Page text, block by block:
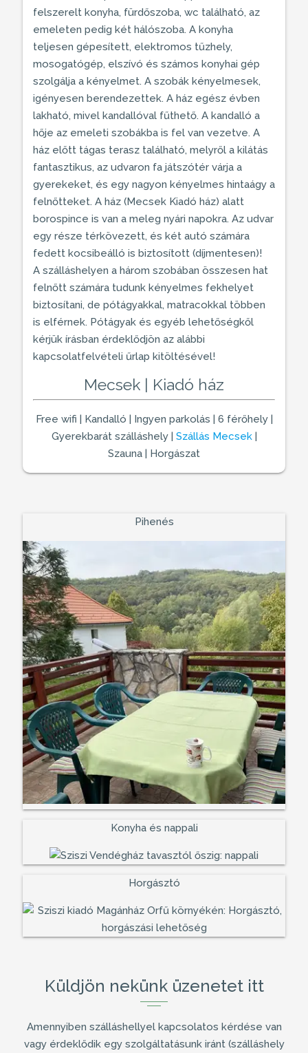
felszerelt konyha, fürdőszoba, wc található, az
emeleten pedig két hálószoba. A konyha
teljesen gépesített, elektromos tűzhely,
mosogatógép, elszívó és számos konyhai gép
szolgálja a kényelmet. A szobák kényelmesek,
igényesen berendezettek. A ház egész évben
lakható, mivel kandallóvalfűthető. A kandalló a
hője az emeleti szobákba is fel van vezetve. A
ház előtt tágas terasztalálható, melyről a kilátás
fantasztikus, az udvaron fa játszótér várja a
gyerekeket, és egy nagyon kényelmes hintaágy a
felnőtteket. A ház (Mecsek Kiadó ház) alatt
borospince is van a meleg nyári napokra. Az udvar
egy része térkövezett, és két autó számára
fedett kocsibeálló is biztosított (díjmentesen)!
A szálláshelyen a három szobában összesen hat
felnőtt számára tudunk kényelmes fekhelyet
biztosítani, de pótágyakkal, matracokkal többen
is elférnek. Pótágyak és egyéb lehetőségkől
kérjük írásban érdeklődjön az alábbi
kapcsolatfelvételi űrlap kitöltésével!
Mecsek | Kiadó ház
Free wifi | Kandalló | Ingyen parkolás | 6 férőhely |
Gyerekbarát szálláshely| Szállás Mecsek|
Szauna | Horgászat
Pihenés
Konyha és nappali
Horgásztó
Küldjön nekünk üzenetet itt
Amennyiben szálláshellyelkapcsolatos kérdése van
vagy érdeklődik egy szolgáltatásunk iránt (szálláshely